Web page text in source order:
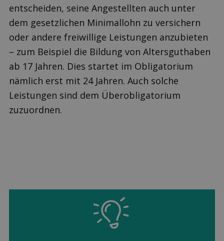
entscheiden, seine Angestellten auch unter
dem gesetzlichen Minimallohn zu versichern
oder andere freiwillige Leistungen anzubieten
– zum Beispiel die Bildung von Altersguthaben
ab 17 Jahren. Dies startet im Obligatorium
nämlich erst mit 24 Jahren. Auch solche
Leistungen sind dem Überobligatorium
zuzuordnen.